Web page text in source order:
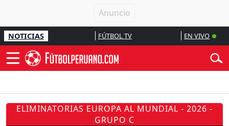
NOTICIAS FÚTBOL TV EN VIVO
ELIMINATORIAS EUROPA AL MUNDIAL - 2026 -
GRUPO C